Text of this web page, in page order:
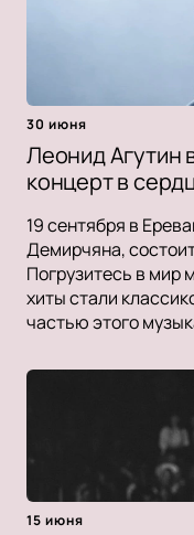
30 июня
Леонид Агутин
концерт в
19 сентября в
Демирчяна,
Погрузитесь в мир
хиты стали
частью этого
15 июня